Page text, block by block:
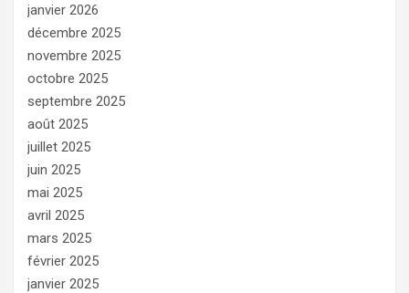
janvier 2026
décembre 2025
novembre 2025
octobre 2025
septembre 2025
août 2025
juillet 2025
juin 2025
mai 2025
avril 2025
mars 2025
février 2025
janvier 2025